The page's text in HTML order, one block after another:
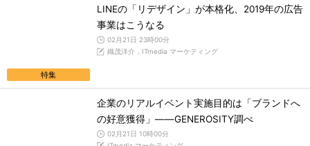
特集
LINEの「リデザイン」が本格化、2019年の広告
事業はこうなる
02月21日 23時00分
織茂洋介，ITmedia マーケティング
企業のリアルイベント実施目的は「ブランドへ
の好意獲得」――GENEROSITY調べ
02月21日 10時00分